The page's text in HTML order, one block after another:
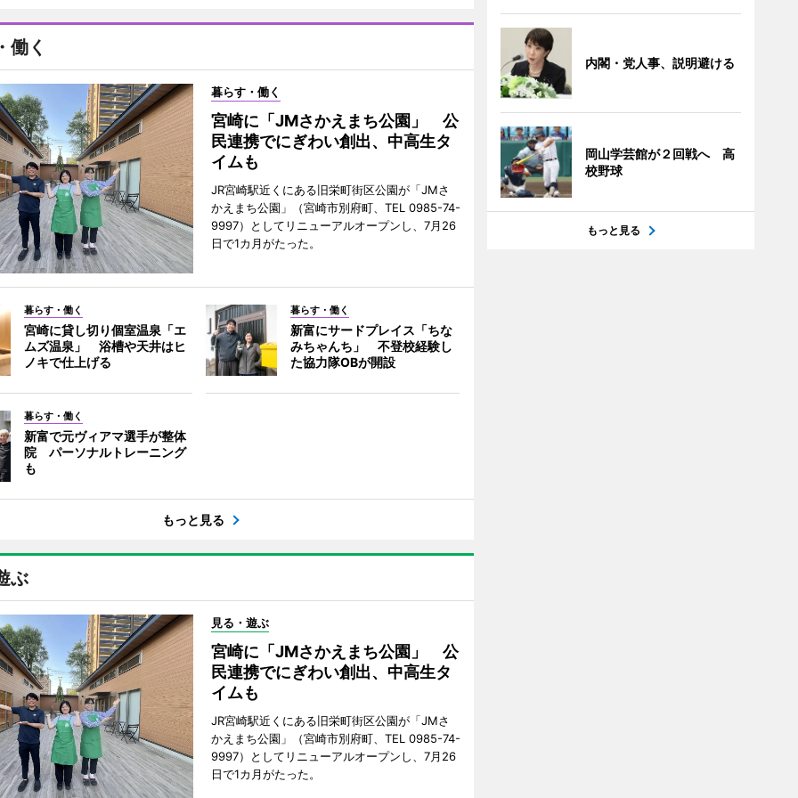
働く
暮らす・働く
宮崎に「JMさかえまち公園」 公
民連携でにぎわい創出、中高生タ
イムも
JR宮崎駅近くにある旧栄町街区公園が「JMさ
かえまち公園」（宮崎市別府町、TEL 0985-74-
9997）としてリニューアルオープンし、7月26
日で1カ月がたった。
暮らす・働く
宮崎に貸し切り個室温泉「エ
ムズ温泉」 浴槽や天井はヒ
ノキで仕上げる
暮らす・働く
新富にサードプレイス「ちな
みちゃんち」 不登校経験し
た協力隊OBが開設
暮らす・働く
新富で元ヴィアマ選手が整体
院 パーソナルトレーニング
も
もっと見る
ぶ
見る・遊ぶ
宮崎に「JMさかえまち公園」 公
民連携でにぎわい創出、中高生タ
イムも
JR宮崎駅近くにある旧栄町街区公園が「JMさ
かえまち公園」（宮崎市別府町、TEL 0985-74-
9997）としてリニューアルオープンし、7月26
日で1カ月がたった。
内閣・党人事、説明避ける
岡山学芸館が２回戦へ 高
校野球
もっと見る